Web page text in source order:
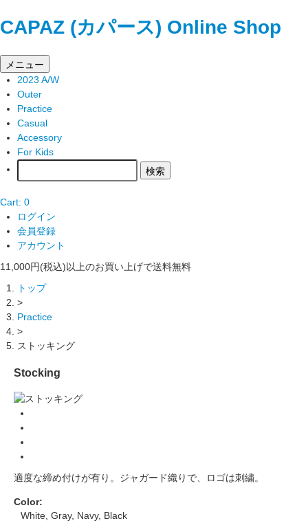
CAPAZ (カパース) Online Shop
メニュー
2023 A/W
Outer
Practice
Casual
Accessory
For Kids
Cart: 0
ログイン
会員登録
アカウント
11,000円(税込)以上のお買い上げで送料無料
トップ
>
Practice
>
ストッキング
Stocking
適度な締め付けが有り。ジャガード織りで、ロゴは刺繍。
Color:
White, Gray, Navy, Black